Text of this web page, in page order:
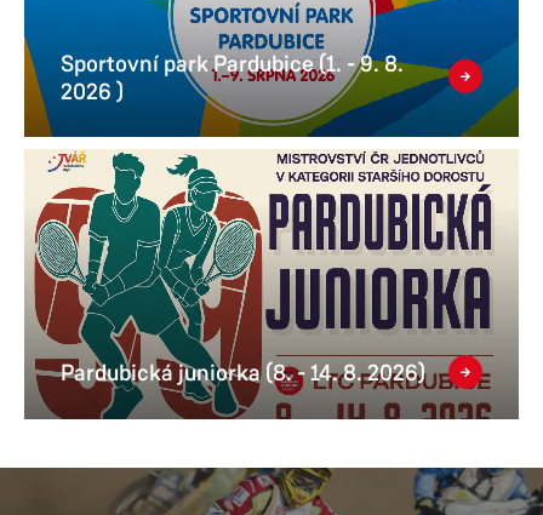
Sportovní park Pardubice (1. - 9. 8.
2026 )
Pardubická juniorka (8. - 14. 8. 2026)